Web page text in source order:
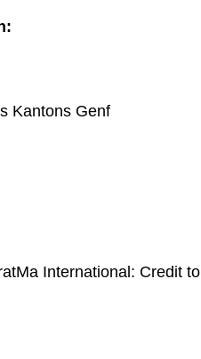
Kan­tons Genf
Inter­na­tio­nal: Cre­dit to